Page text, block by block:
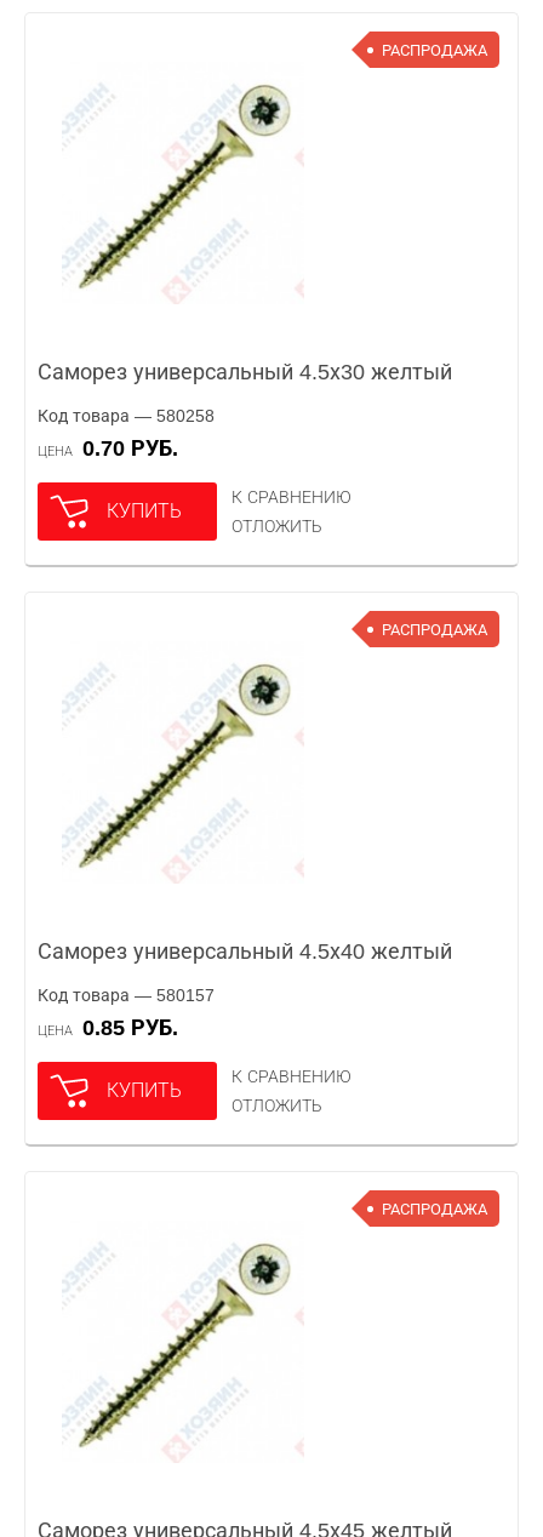
РАСПРОДАЖА
Саморез универсальный 4.5х30 желтый
Код товара — 580258
ЦЕНА 0.70 РУБ.
КУПИТЬ
К СРАВНЕНИЮ
ОТЛОЖИТЬ
РАСПРОДАЖА
Саморез универсальный 4.5х40 желтый
Код товара — 580157
ЦЕНА 0.85 РУБ.
КУПИТЬ
К СРАВНЕНИЮ
ОТЛОЖИТЬ
РАСПРОДАЖА
Саморез универсальный 4.5х45 желтый